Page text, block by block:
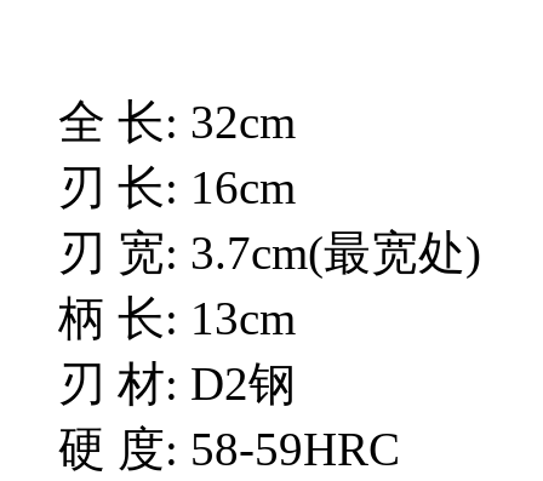
全 长: 32cm
刃 长: 16cm
刃 宽: 3.7cm(最宽处)
柄 长: 13cm
刃 材: D2钢
硬 度: 58-59HRC